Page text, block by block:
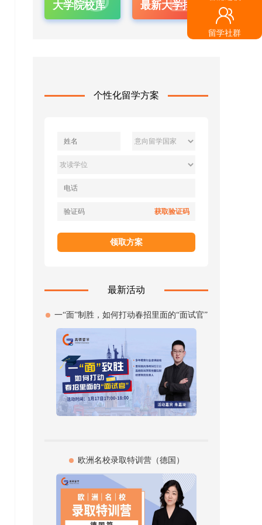
大学院校库 最新大学排名
个性化留学方案
获取验证码
领取方案
最新活动
一“面”制胜，如何打动春招里面的“面试官”
欧洲名校录取特训营（德国）
留学社群